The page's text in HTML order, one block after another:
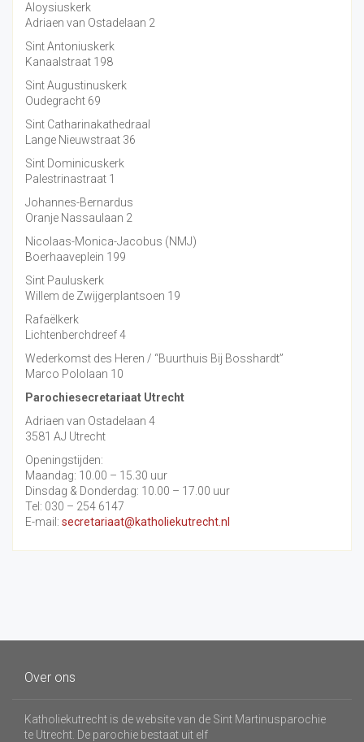
Aloysiuskerk
Adriaen van Ostadelaan 2
Sint Antoniuskerk
Kanaalstraat 198
Sint Augustinuskerk
Oudegracht 69
Sint Catharinakathedraal
Lange Nieuwstraat 36
Sint Dominicuskerk
Palestrinastraat 1
Johannes-Bernardus
Oranje Nassaulaan 2
Nicolaas-Monica-Jacobus (NMJ)
Boerhaaveplein 199
Sint Pauluskerk
Willem de Zwijgerplantsoen 19
Rafaëlkerk
Lichtenberchdreef 4
Wederkomst des Heren / “Buurthuis Bij Bosshardt”
Marco Pololaan 10
Parochiesecretariaat Utrecht
Adriaen van Ostadelaan 4
3581 AJ Utrecht
Openingstijden:
Maandag: 10.00 – 15.30 uur
Dinsdag & Donderdag: 10.00 – 17.00 uur
Tel: 030 – 254 6147
E-mail: secretariaat@katholiekutrecht.nl
Over ons
Katholiekutrecht is de website van de Sint Martinusparochie
te Utrecht. De parochie bestaat uit elf